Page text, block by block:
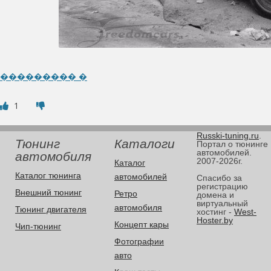
��������� �
1
Тюнинг
автомобиля
Каталог тюнинга
Внешний тюнинг
Тюнинг двигателя
Чип-тюнинг
Каталоги
Каталог
автомобилей
Ретро
автомобиля
Концепт кары
Фотографии
авто
Russki-tuning.ru
Портал о тюнинге
автомобилей.
2007-2026г.
Спасибо за
регистрацию
домена и
виртуальный
хостинг - West-
Hoster.by